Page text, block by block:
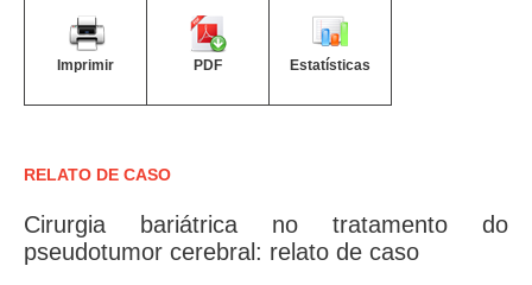
Imprimir PDF Estatísticas
RELATO DE CASO
Cirurgia bariátrica no tratamento do
pseudotumor cerebral: relato de caso